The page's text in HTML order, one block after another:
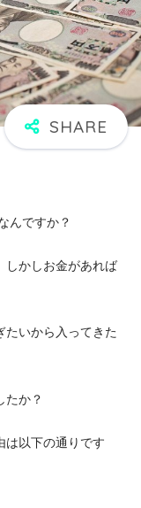
んですか？
しかしお金があれば
たいから入ってきた
たか？
は以下の通りです